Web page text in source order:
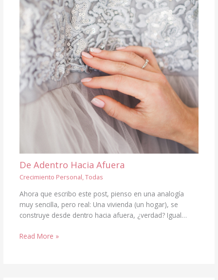
De Adentro Hacia Afuera
Crecimiento Personal,Todas
Ahora que escribo este post, pienso en una analogía
muy sencilla, pero real: Una vivienda (un hogar), se
construye desde dentro hacia afuera, ¿verdad? Igual…
Read More »